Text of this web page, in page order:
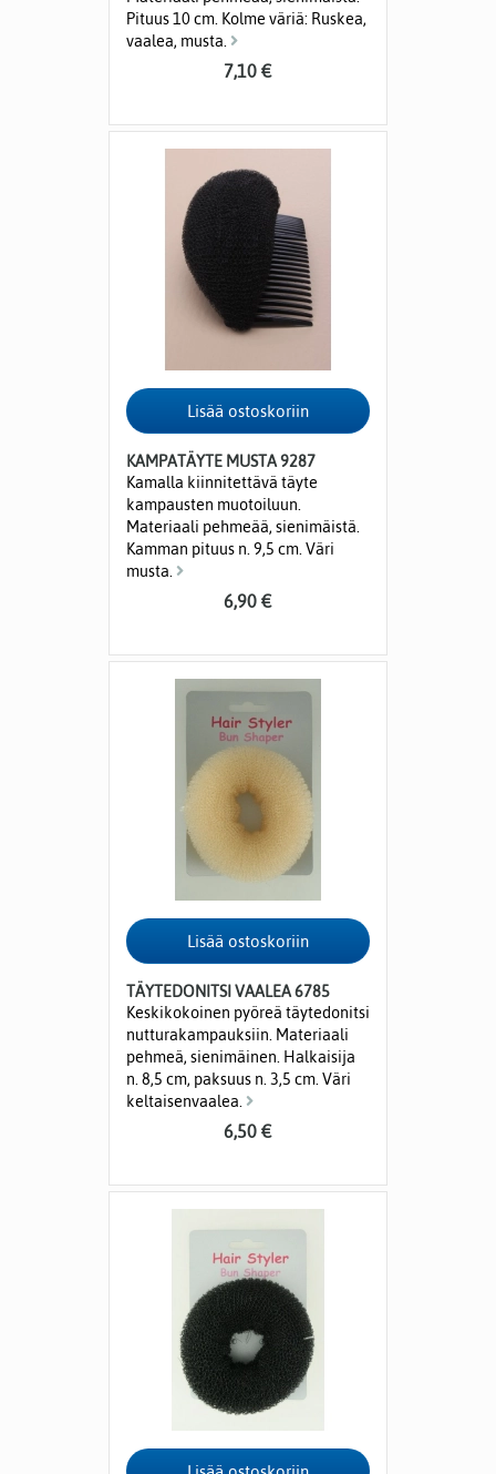
Pituus 10 cm. Kolme väriä: Ruskea,
vaalea, musta.
7,10 €
KAMPATÄYTE MUSTA 9287
Kamalla kiinnitettävä täyte
kampausten muotoiluun.
Materiaali pehmeää, sienimäistä.
Kamman pituus n. 9,5 cm. Väri
musta.
6,90 €
TÄYTEDONITSI VAALEA 6785
Keskikokoinen pyöreä täytedonitsi
nutturakampauksiin. Materiaali
pehmeä, sienimäinen. Halkaisija
n. 8,5 cm, paksuus n. 3,5 cm. Väri
keltaisenvaalea.
6,50 €